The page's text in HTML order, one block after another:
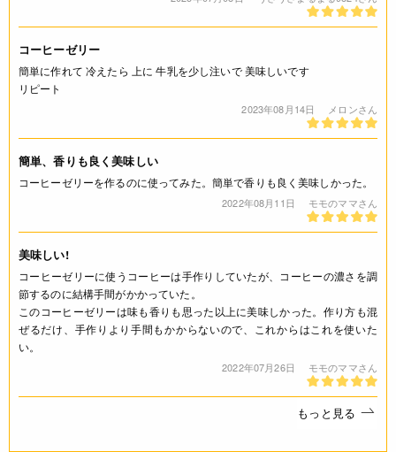
* 煮立てないでください。固まらなくなることがあります。
* 粉が固まっていることがありますが、品質には何ら影響はあ
りません。安心して、お召し上がりください。
・諸事情により、予告なく販売終了になる場合がございます。
予めご了承ください。
・当サイトに掲載されている商品は、ご購入可能な状態にあっ
ても必ずしも在庫を保証するものではありません。予めご了承
<作り方(90mlカップ約6個分)>
[1] ボールに80℃以上の熱湯550～600ccを用意します。 [2]
寒天ゼリーの素1袋(125g)を熱湯に入れ、泡立て器で1分間よ
く溶かします。 [3] ゼリー型などへ流し固めます。冷蔵庫で
冷やすと一層おいしくなります。(常温でも固まります。)
JANコード
コーヒーゼリー
簡単に作れて 冷えたら 上に 牛乳を少し注いで 美味しいです
リピート
2023年08月14日 メロンさん
簡単、香りも良く美味しい
コーヒーゼリーを作るのに使ってみた。簡単で香りも良く美味しかった。
2022年08月11日 モモのママさん
美味しい!
コーヒーゼリーに使うコーヒーは手作りしていたが、コーヒーの濃さを調
節するのに結構手間がかかっていた。
このコーヒーゼリーは味も香りも思った以上に美味しかった。作り方も混
ぜるだけ、手作りより手間もかからないので、これからはこれを使いた
い。
2022年07月26日 モモのママさん
もっと見る